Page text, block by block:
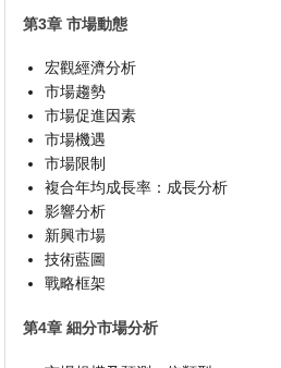
第3章 市場動態
宏觀經濟分析
市場趨勢
市場促進因素
市場機遇
市場限制
複合年均成長率：成長分析
影響分析
新興市場
技術藍圖
戰略框架
第4章 細分市場分析